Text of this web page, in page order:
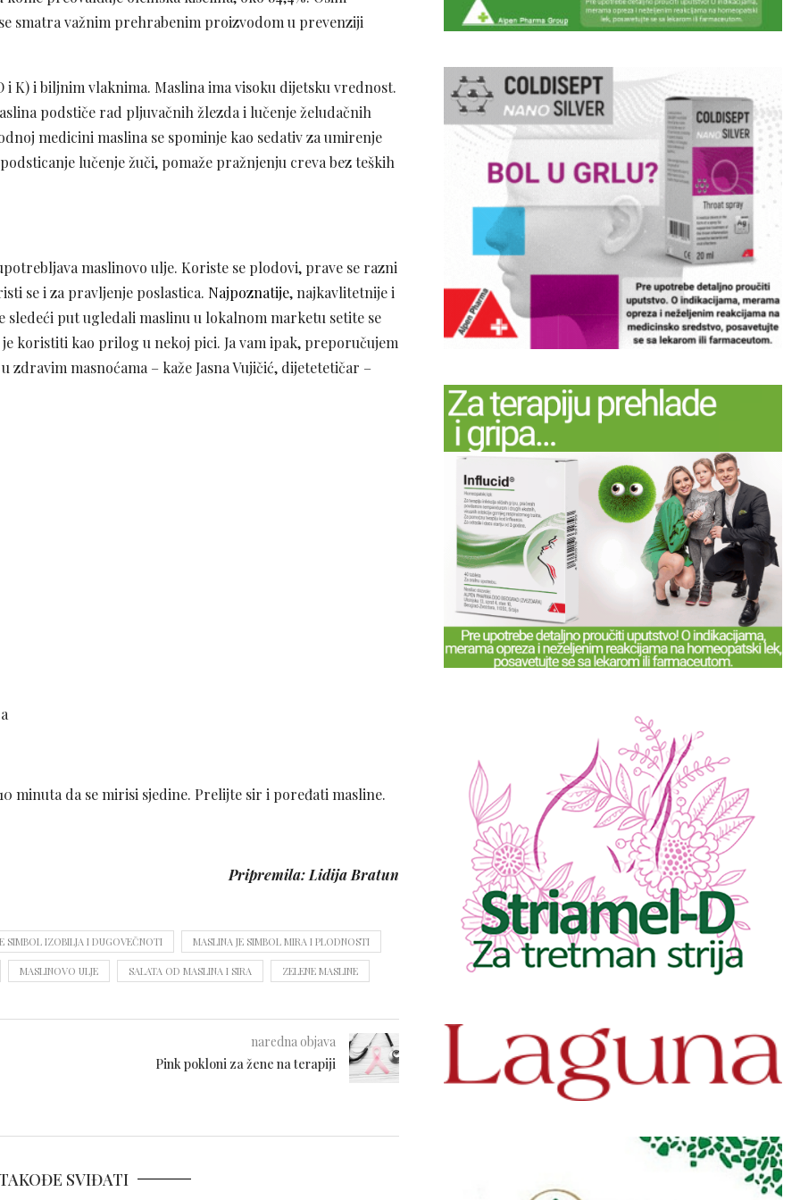
smatra važnim prehrabenim proizvodom u prevenziji
K) i biljnim vlaknima. Maslina ima visoku dijetsku vrednost.
podstiče rad pljuvačnih žlezda i lučenje želudačnih
medicini maslina se spominje kao sedativ za umirenje
lučenje žuči, pomaže pražnjenju creva bez teških
maslinovo ulje. Koriste se plodovi, prave se razni
se i za pravljenje poslastica. Najpoznatije, najkavlitetnije i
sledeći put ugledali maslinu u lokalnom marketu setite se
koristiti kao prilog u nekoj pici. Ja vam ipak, preporučujem
masnoćama – kaže Jasna Vujičić, dijetetetičar –
minuta da se mirisi sjedine. Prelijte sir i poređati masline.
Pripremila: Lidija Bratun
SIMBOL IZOBILJA I DUGOVEČNOTI MASLINA JE SIMBOL MIRA I PLODNOSTI
MASLINOVO ULJE SALATA OD MASLINA I SIRA ZELENE MASLINE
naredna objava
Pink pokloni za žene na terapiji
SVIĐATI